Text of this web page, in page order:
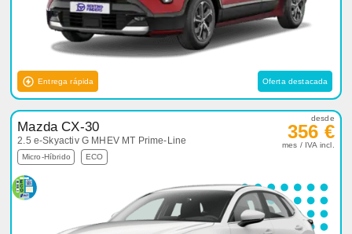
Entrega rápida Oferta destacada
Mazda CX-30
2.5 e-Skyactiv G MHEV MT Prime-Line
Micro-Híbrido ECO
desde
356 €
mes / IVA incl.